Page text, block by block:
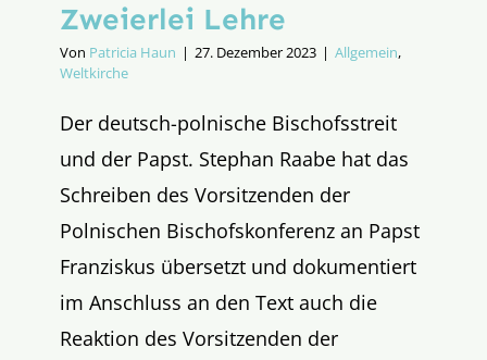
Zweierlei Lehre
Von Patricia Haun | 27. Dezember 2023 | Allgemein,
Weltkirche
Der deutsch-polnische Bischofsstreit
und der Papst. Stephan Raabe hat das
Schreiben des Vorsitzenden der
Polnischen Bischofskonferenz an Papst
Franziskus übersetzt und dokumentiert
im Anschluss an den Text auch die
Reaktion des Vorsitzenden der